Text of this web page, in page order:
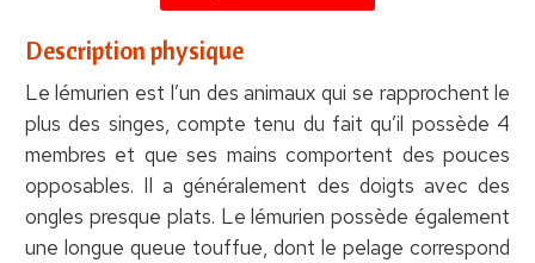
Description physique
Le lémurien est l’un des animaux qui se rapprochent le
plus des singes, compte tenu du fait qu’il possède 4
membres et que ses mains comportent des pouces
opposables. Il a généralement des doigts avec des
ongles presque plats. Le lémurien possède également
une longue queue touffue, dont le pelage correspond